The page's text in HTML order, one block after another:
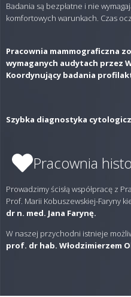
Badania są bezpłatne i nie
komfortowych warunkach. Czas
Pracownia mammograficzna
wymaganych audytach przez
Koordynujący badania
Szybka diagnostyka
Pracownia
Prowadzimy ścisłą współpracę z
Prof. Marii Kobuszewskiej-Faryny
dr n. med. Jana Farynę.
W naszej przychodni istnieje
prof. dr hab. Włodzimierzem